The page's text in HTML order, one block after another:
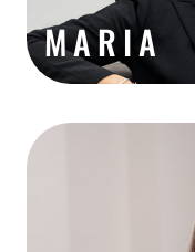
MARIA